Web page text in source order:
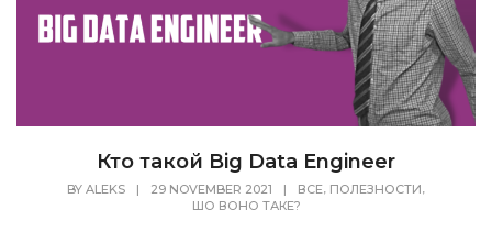
Кто такой Big Data Engineer
BY ALEKS | 29 NOVEMBER 2021 | ВСЕ ПОЛЕЗНОСТИ
ШО ВОНО ТАКЕ?